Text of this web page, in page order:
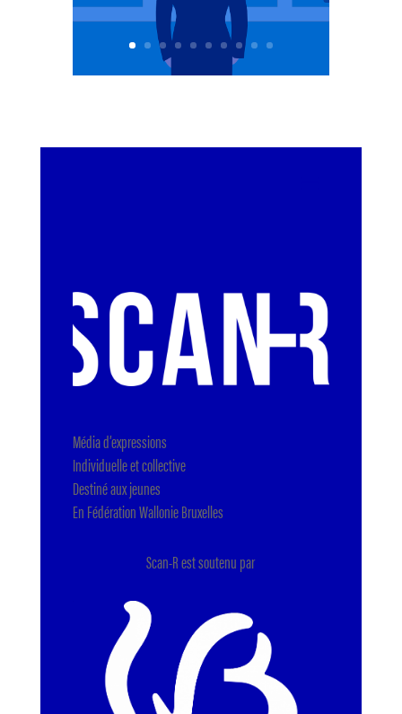
Média d’expressions
Individuelle et collective
Destiné aux jeunes
En Fédération Wallonie Bruxelles
Scan-R est soutenu par